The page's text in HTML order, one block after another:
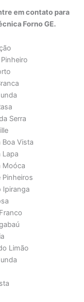
em contato para
Forno GE.
Serra
Vista
Lapa
Moóca
Pinheiros
Ipiranga
Limão